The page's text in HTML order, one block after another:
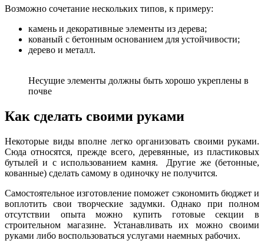
Возможно сочетание нескольких типов, к примеру:
камень и декоративные элементы из дерева;
кованый с бетонным основанием для устойчивости;
дерево и металл.
Несущие элементы должны быть хорошо укреплены в
почве
Как сделать своими руками
Некоторые виды вполне легко организовать своими руками.
Сюда относятся, прежде всего, деревянные, из пластиковых
бутылей и с использованием камня. Другие же (бетонные,
кованные) сделать самому в одиночку не получится.
Самостоятельное изготовление поможет сэкономить бюджет и
воплотить свои творческие задумки. Однако при полном
отсутствии опыта можно купить готовые секции в
строительном магазине. Устанавливать их можно своими
руками либо воспользоваться услугами наемных рабочих.